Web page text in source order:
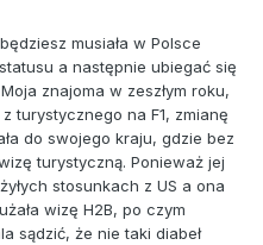
musiała w Polsce
a następnie ubiegać się
znajoma w zeszłym roku,
turystycznego na F1, zmianę
do swojego kraju, gdzie bez
turystyczną. Ponieważ jej
stosunkach z US a ona
wizę H2B, po czym
sądzić, że nie taki diabeł